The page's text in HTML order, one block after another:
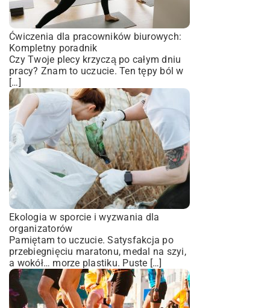
Ćwiczenia dla pracowników biurowych:
Kompletny poradnik
Czy Twoje plecy krzyczą po całym dniu
pracy? Znam to uczucie. Ten tępy ból w
[…]
Ekologia w sporcie i wyzwania dla
organizatorów
Pamiętam to uczucie. Satysfakcja po
przebiegnięciu maratonu, medal na szyi,
a wokół… morze plastiku. Puste […]